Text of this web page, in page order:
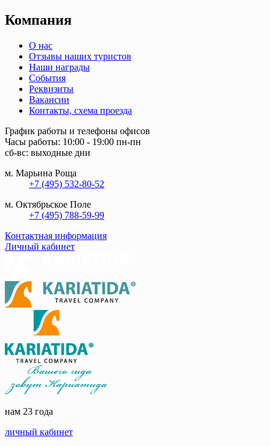
Компания
О нас
Отзывы наших туристов
Наши награды
События
Реквизиты
Вакансии
Контакты, схема проезда
График работы и телефоны офисов
Часы работы: 10:00 - 19:00 пн-пн
сб-вс: выходные дни
м. Марьина Роща
+7 (495) 532-80-52
м. Октябрьское Поле
+7 (495) 788-59-99
Контактная информация
Личный кабинет
нам 23 года
личный кабинет